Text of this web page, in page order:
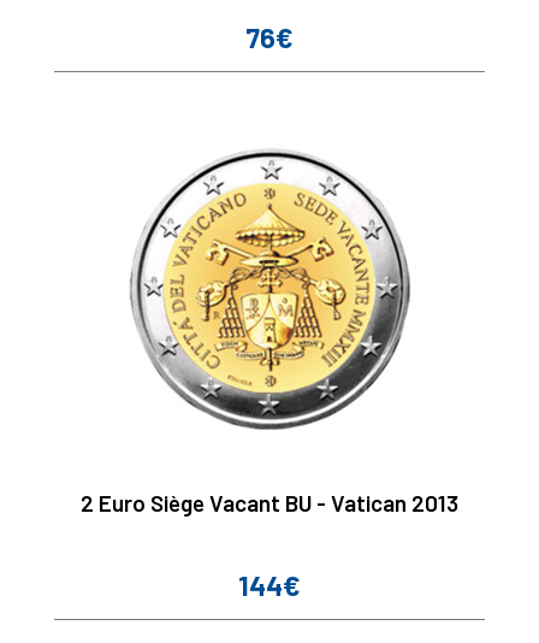
Prix
76€
2 Euro Siège Vacant BU - Vatican 2013
Prix
144€